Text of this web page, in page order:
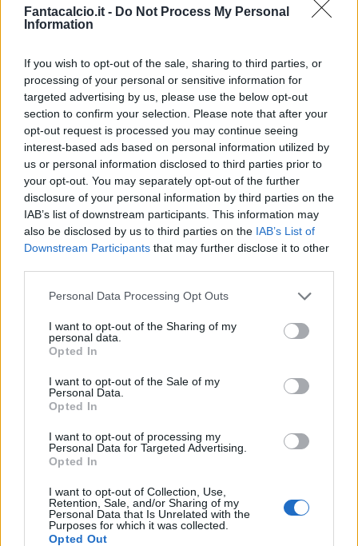
Fantacalcio.it - Do Not Process My Personal
Information
If you wish to opt-out of the sale, sharing to third parties, or
processing of your personal or sensitive information for
targeted advertising by us, please use the below opt-out
section to confirm your selection. Please note that after your
opt-out request is processed you may continue seeing
interest-based ads based on personal information utilized by
us or personal information disclosed to third parties prior to
your opt-out. You may separately opt-out of the further
disclosure of your personal information by third parties on the
IAB’s list of downstream participants. This information may
also be disclosed by us to third parties on the IAB’s List of
Downstream Participants that may further disclose it to other
Personal Data Processing Opt Outs
I want to opt-out of the Sharing of my
personal data.
Opted In
I want to opt-out of the Sale of my
Personal Data.
Opted In
I want to opt-out of processing my
Personal Data for Targeted Advertising.
Opted In
I want to opt-out of Collection, Use,
Retention, Sale, and/or Sharing of my
Personal Data that Is Unrelated with the
Purposes for which it was collected.
Opted Out
Classic Mantra
Riepilogo stagione
Titolare 38 - 100 %
Entrato 0 - 0%
Squalificato 0 - 0%
Inutilizzato 0 - 0
Scarica riepilogo
stagionale
Scarica
Giornata VotoFV EntratoUscito Bonus/Malus
LEC 0-4 ATA